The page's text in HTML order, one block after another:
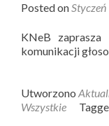
Posted on
KNeB
komunikacji
Utworzono
Wszystkie